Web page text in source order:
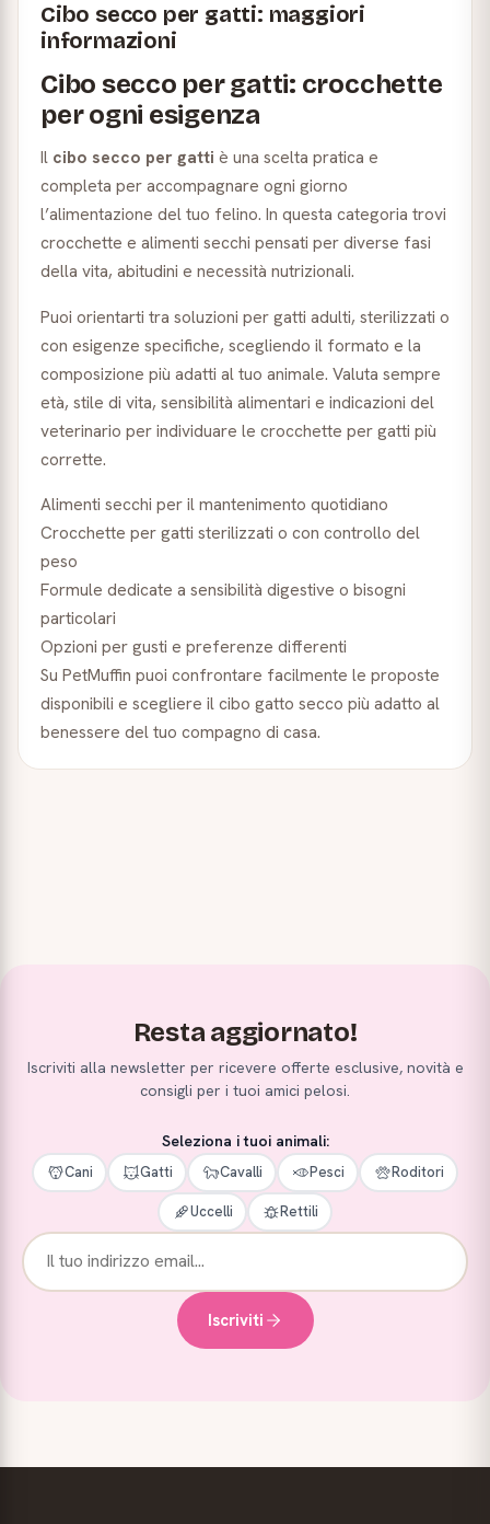
Cibo secco per gatti: maggiori
informazioni
Cibo secco per gatti: crocchette
per ogni esigenza
Il cibo secco per gatti è una scelta pratica e
completa per accompagnare ogni giorno
l’alimentazione del tuo felino. In questa categoria trovi
crocchette e alimenti secchi pensati per diverse fasi
della vita, abitudini e necessità nutrizionali.
Puoi orientarti tra soluzioni per gatti adulti, sterilizzati o
con esigenze specifiche, scegliendo il formato e la
composizione più adatti al tuo animale. Valuta sempre
età, stile di vita, sensibilità alimentari e indicazioni del
veterinario per individuare le crocchette per gatti più
corrette.
Alimenti secchi per il mantenimento quotidiano
Crocchette per gatti sterilizzati o con controllo del
peso
Formule dedicate a sensibilità digestive o bisogni
particolari
Opzioni per gusti e preferenze differenti
Su PetMuffin puoi confrontare facilmente le proposte
disponibili e scegliere il cibo gatto secco più adatto al
benessere del tuo compagno di casa.
Resta aggiornato!
Iscriviti alla newsletter per ricevere offerte esclusive, novità e
consigli per i tuoi amici pelosi.
Seleziona i tuoi animali:
Cani Gatti Cavalli Pesci Roditori
Uccelli Rettili
Iscriviti